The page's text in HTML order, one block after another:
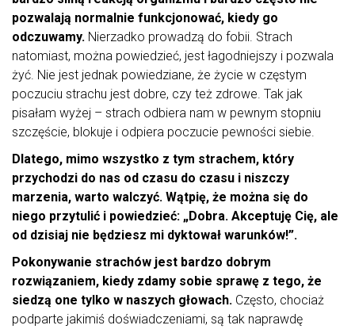
pozwalają normalnie funkcjonować, kiedy go
odczuwamy. Nierzadko prowadzą do fobii. Strach
natomiast, można powiedzieć, jest łagodniejszy i pozwala
żyć. Nie jest jednak powiedziane, że życie w częstym
poczuciu strachu jest dobre, czy też zdrowe. Tak jak
pisałam wyżej – strach odbiera nam w pewnym stopniu
szczęście, blokuje i odpiera poczucie pewności siebie.
Dlatego, mimo wszystko z tym strachem, który
przychodzi do nas od czasu do czasu i niszczy
marzenia, warto walczyć. Wątpię, że można się do
niego przytulić i powiedzieć: „Dobra. Akceptuję Cię, ale
od dzisiaj nie będziesz mi dyktował warunków!”.
Pokonywanie strachów jest bardzo dobrym
rozwiązaniem, kiedy zdamy sobie sprawę z tego, że
siedzą one tylko w naszych głowach. Często, chociaż
podparte jakimiś doświadczeniami, są tak naprawdę